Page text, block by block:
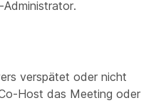
verspätet oder nicht
Host das Meeting oder